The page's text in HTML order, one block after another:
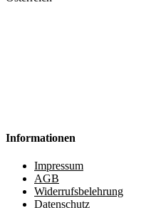
Informationen
Impressum
AGB
Widerrufsbelehrung
Datenschutz